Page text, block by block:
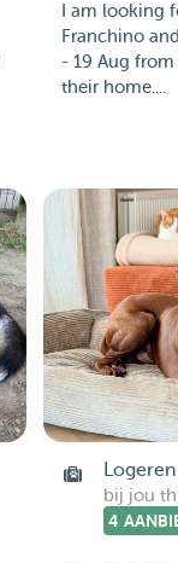
I am looking
Franchino
- 19 Aug
their home....
bij jou
4